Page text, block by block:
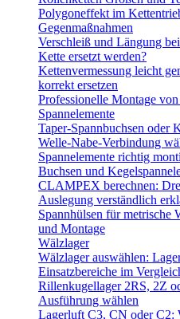
Polygoneffekt im
Gegenmaßnahmen
Verschleiß und Längung
Kette ersetzt werden?
Kettenvermessung leicht
korrekt ersetzen
Professionelle Montage
Spannelemente
Taper-Spannbuchsen oder
Welle-Nabe-Verbindung
Spannelemente richtig
Buchsen und
CLAMPEX berechnen:
Auslegung verständlich
Spannhülsen für metrische
und Montage
Wälzlager
Wälzlager auswählen:
Einsatzbereiche im
Rillenkugellager 2RS, 2Z
Ausführung wählen
Lagerluft C3, CN oder C2: